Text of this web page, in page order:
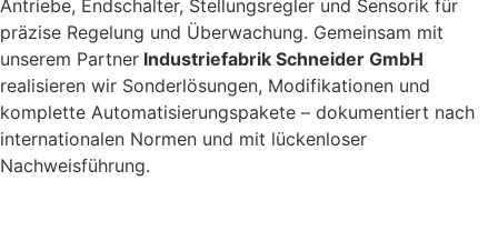
Antriebe, Endschalter, Stellungsregler und Sensorik für
präzise Regelung und Überwachung. Gemeinsam mit
unserem Partner Industriefabrik Schneider GmbH
realisieren wir Sonderlösungen, Modifikationen und
komplette Automatisierungspakete – dokumentiert nach
internationalen Normen und mit lückenloser
Nachweisführung.